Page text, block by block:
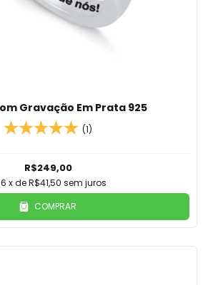
Gravação Em Prata 925
(1)
R$249,00
6 x deR$41,50 sem juros
COMPRAR